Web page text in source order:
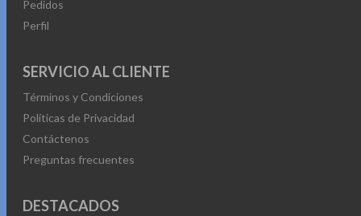
Pedidos
Perfil
SERVICIO AL CLIENTE
Términos y Condiciones
Políticas de Privacidad
Contáctenos
Preguntas frecuentes
DESTACADOS